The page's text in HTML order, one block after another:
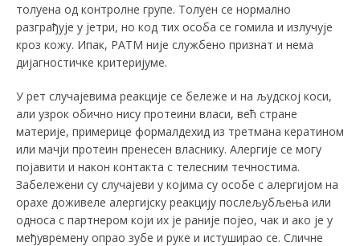
толуена од контролне групе. Толуен се нормално
разграђује у јетри, но код тих особа се гомила и излучује
кроз кожу. Ипак, PATM није службено признат и нема
дијагностичке критеријуме.
У рет случајевима реакције се бележе и на људској коси,
али узрок обично нису протеини власи, већ стране
материје, примерице формалдехид из третмана кератином
или мачји протеин пренесен власнику. Алергије се могу
појавити и након контакта с телесним течностима.
Забележени су случајеви у којима су особе с алергијом на
орахе доживеле алергијску реакцију послељубљења или
односа с партнером који их је раније појео, чак и ако је у
међувремену опрао зубе и руке и истуширао се. Сличне